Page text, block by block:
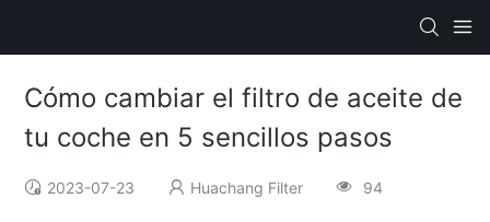
Cómo cambiar el filtro de aceite de
tu coche en 5 sencillos pasos
2023-07-23 Huachang Filter 94